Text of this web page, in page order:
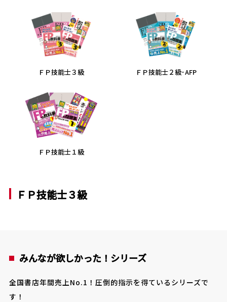
ＦＰ技能士３級 ＦＰ技能士２級･AFP
ＦＰ技能士１級
ＦＰ技能士３級
みんなが欲しかった！シリーズ
全国書店年間売上No.1！圧倒的指示を得ているシリーズで
す！